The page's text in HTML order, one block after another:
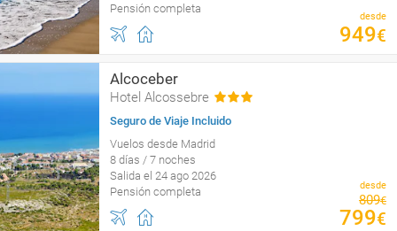
Pensión completa
desde
949€
Alcoceber
Hotel Alcossebre
Seguro de Viaje Incluido
Vuelos desde Madrid
8 días / 7 noches
Salida el 24 ago 2026
Pensión completa
desde
809€
799€